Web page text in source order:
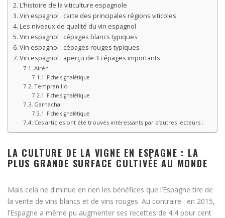
L’histoire de la viticulture espagnole
Vin espagnol : carte des principales régions viticoles
Les niveaux de qualité du vin espagnol
Vin espagnol : cépages blancs typiques
Vin espagnol : cépages rouges typiques
Vin espagnol : aperçu de 3 cépages importants
Airén
Fiche signalétique
Tempranillo
Fiche signalétique
Garnacha
Fiche signalétique
Ces articles ont été trouvés intéressants par d’autres lecteurs :
LA CULTURE DE LA VIGNE EN ESPAGNE : LA
PLUS GRANDE SURFACE CULTIVÉE AU MONDE
Mais cela ne diminue en rien les bénéfices que l’Espagne tire de
la vente de vins blancs et de vins rouges. Au contraire : en 2015,
l’Espagne a même pu augmenter ses recettes de 4,4 pour cent